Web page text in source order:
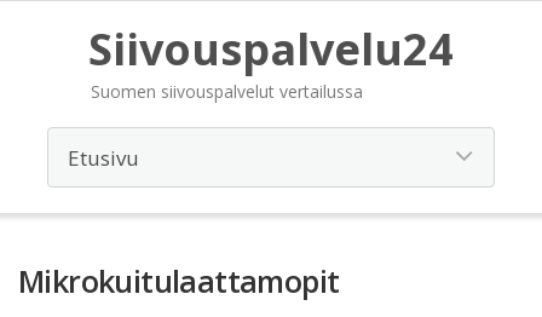
Siivouspalvelu24
Suomen siivouspalvelut vertailussa
Mikrokuitulaattamopit